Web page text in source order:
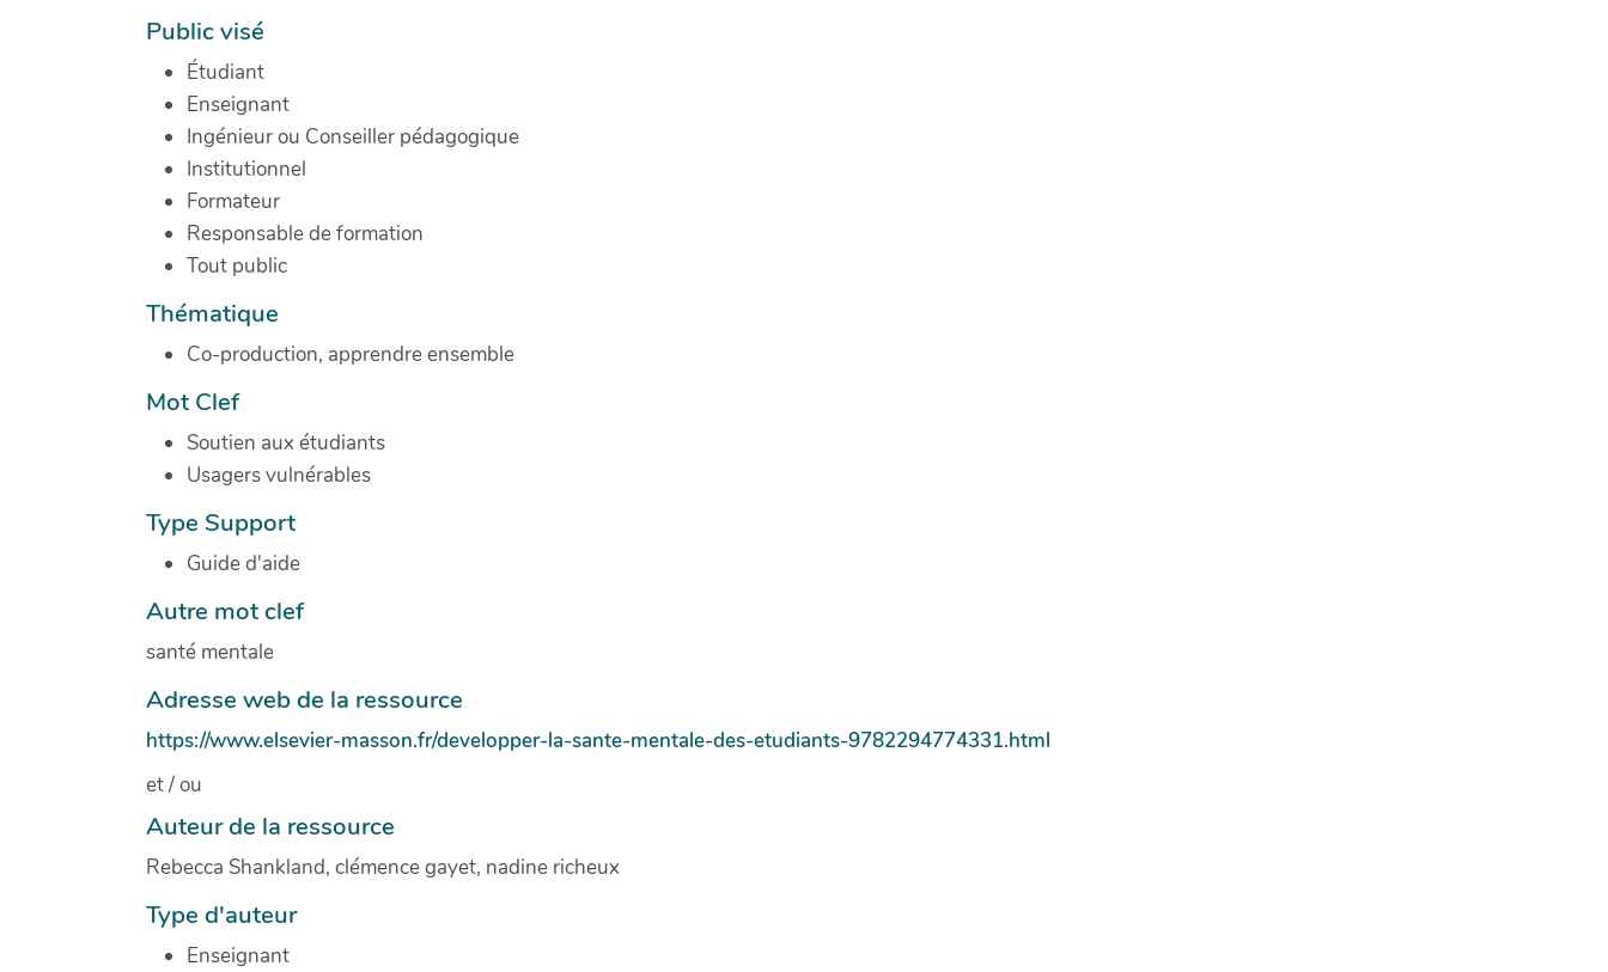
Public visé
Étudiant
Enseignant
Ingénieur ou Conseiller pédagogique
Institutionnel
Formateur
Responsable de formation
Tout public
Thématique
Co-production, apprendre ensemble
Mot Clef
Soutien aux étudiants
Usagers vulnérables
Type Support
Guide d'aide
Autre mot clef
santé mentale
Adresse web de la ressource
https://www.elsevier-masson.fr/developper-la-sante-mentale-des-etudiants-9782294774331.html
et / ou
Auteur de la ressource
Rebecca Shankland, clémence gayet, nadine richeux
Type d'auteur
Enseignant